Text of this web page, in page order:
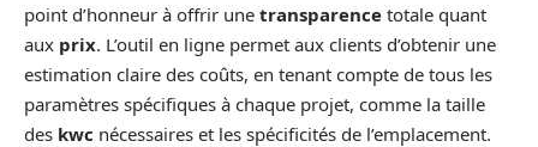
point d’honneur à offrir une transparence totale quant
aux prix. L’outil en ligne permet aux clients d’obtenir une
estimation claire des coûts, en tenant compte de tous les
paramètres spécifiques à chaque projet, comme la taille
des kwc nécessaires et les spécificités de l’emplacement.